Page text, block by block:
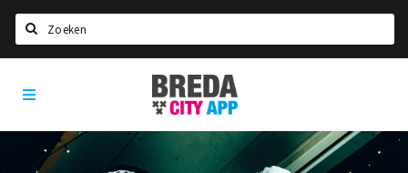
Home
Agenda
Deals
Breda
City
App